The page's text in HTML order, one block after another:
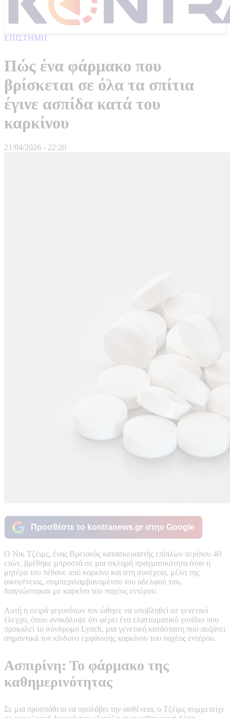
ΕΠΙΣΤΗΜΗ
Πώς ένα φάρμακο που
βρίσκεται σε όλα τα σπίτια
έγινε ασπίδα κατά του
καρκίνου
21/04/2026 - 22:20
Προσθέστε το kontranews.gr στην Google
Ο Νικ Τζέιμς, ένας Βρετανός κατασκευαστής επίπλων περίπου 40
ετών, βρέθηκε μπροστά σε μια σκληρή πραγματικότητα όταν η
μητέρα του πέθανε από καρκίνο και στη συνέχεια, μέλη της
οικογένειας, συμπεριλαμβανομένου του αδελφού του,
διαγνώστηκαν με καρκίνο του παχέος εντέρου.
Αυτή η σειρά γεγονότων τον ώθησε να υποβληθεί σε γενετικό
έλεγχο, όπου ανακάλυψε ότι φέρει ένα ελαττωματικό γονίδιο που
προκαλεί το σύνδρομο Lynch, μια γενετική κατάσταση που αυξάνει
σημαντικά τον κίνδυνο εμφάνισης καρκίνου του παχέος εντέρου.
Ασπιρίνη: Το φάρμακο της
καθημερινότητας
Σε μια προσπάθεια να προλάβει την ασθένεια, ο Τζέιμς συμμετείχε